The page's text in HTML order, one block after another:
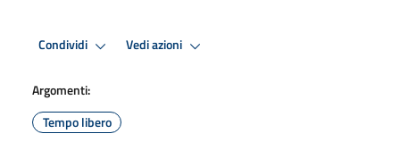
Condividi Vedi azioni
Argomenti:
Tempo libero